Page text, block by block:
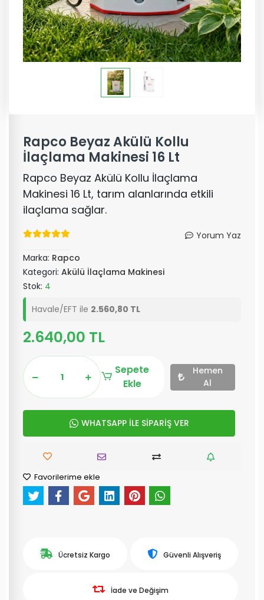
Rapco Beyaz Akülü Kollu
İlaçlama Makinesi 16 Lt
Rapco Beyaz Akülü Kollu İlaçlama
Makinesi 16 Lt, tarım alanlarında etkili
ilaçlama sağlar.
Yorum Yaz
Marka: Rapco
Kategori: Akülü İlaçlama Makinesi
Stok: 4
Havale/EFT ile 2.560,80 TL
2.640,00 TL
Sepete
Ekle
Hemen
Al
WHATSAPP İLE SİPARİŞ VER
Favorilerime ekle
Ücretsiz Kargo Güvenli Alışveriş
İade ve Değişim